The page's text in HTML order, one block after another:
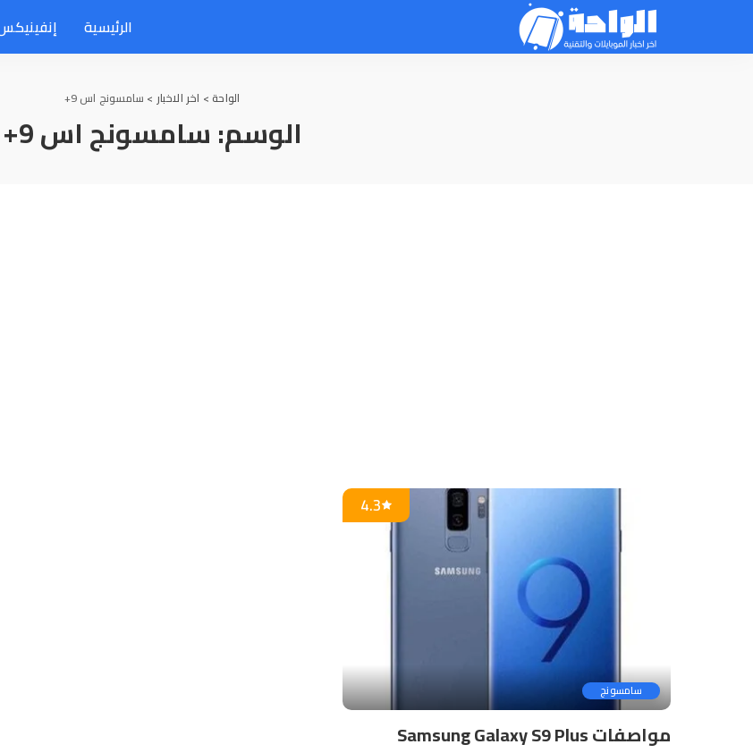
الرئيسية
الواحة > اخر الاخبار > سامسونج اس 9+
الوسم:سامسونج اس 9+
سامسونج
4.3
مواصفات Samsung Galaxy S9 Plus